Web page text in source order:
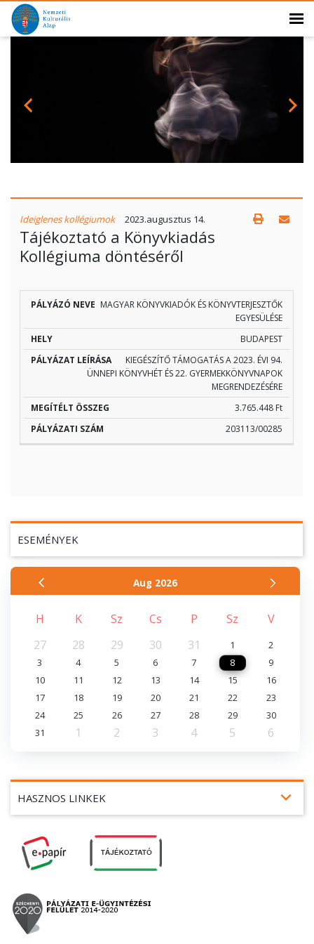
HASZNOS LINKEK expand_more
ESEMÉNYEK
Aug 2026
H K Sz Cs P Sz
V
27
28 29 30 31 1
2
3
4 5 6 7 8
9
10
11 12 13 14 15
16
17
18 19 20 21 22
23
24
25 26 27 28 29
30
31
1 2 3 4 5 6
Ideiglenes kollégiumok 2023.augusztus 14.
Tájékoztató a Könyvkiadás
Kollégiuma döntéséről
PÁLYÁZÓ
HELY
PÁLYÁZAT
MEGÍTÉLT
ÖSSZEG
SZÁM
MAGYAR KÖNYVKIADÓK ÉS KÖNYVTERJESZTŐK
EGYESÜLÉSE
BUDAPEST
KIEGÉSZÍTŐ TÁMOGATÁS A 2023. ÉVI 94.
ÜNNEPI KÖNYVHÉT ÉS 22. GYERMEKKÖNYVNAPOK
MEGRENDEZÉSÉRE
3.765.448 Ft
203113/00285